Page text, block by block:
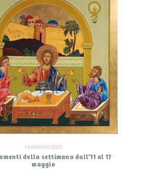
10 MAGGIO 2026
della settimana dall’11 al 17
maggio